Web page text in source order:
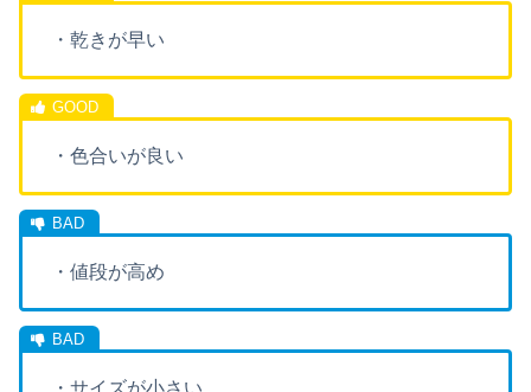
・乾きが早い
・色合いが良い
・値段が高め